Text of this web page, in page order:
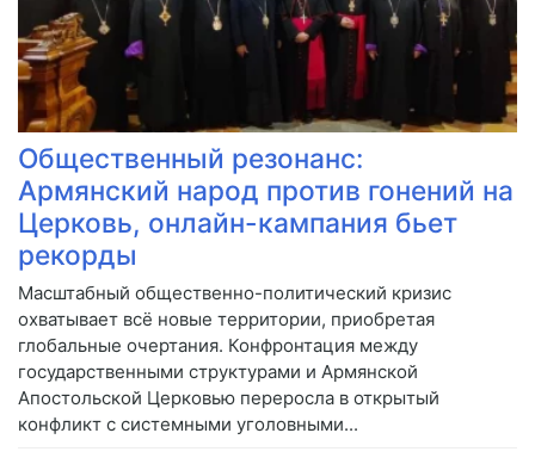
Общественный резонанс:
Армянский народ против гонений на
Церковь, онлайн-кампания бьет
рекорды
Масштабный общественно-политический кризис
охватывает всё новые территории, приобретая
глобальные очертания. Конфронтация между
государственными структурами и Армянской
Апостольской Церковью переросла в открытый
конфликт с системными уголовными...